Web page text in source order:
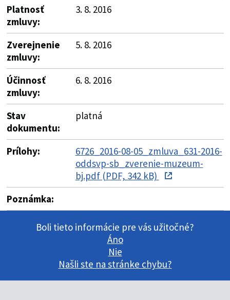
Platnosť
zmluvy:
3. 8. 2016
Zverejnenie
zmluvy:
5. 8. 2016
Účinnosť
zmluvy:
6. 8. 2016
Stav
dokumentu:
platná
Prílohy:
6726_2016-08-05_zmluva_631-2016-
oddsvp-sb_zverenie-muzeum-
bj.pdf (PDF, 342 kB)
Poznámka:
Boli tieto informácie pre vás užitočné?
Áno
Nie
Našli ste na stránke chybu?